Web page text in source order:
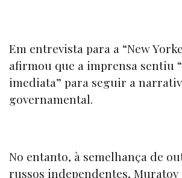
Em entrevista para a “New
afirmou que a imprensa sentiu
imediata” para seguir a
governamental.
No entanto, à semelhança de
russos independentes, Muratov